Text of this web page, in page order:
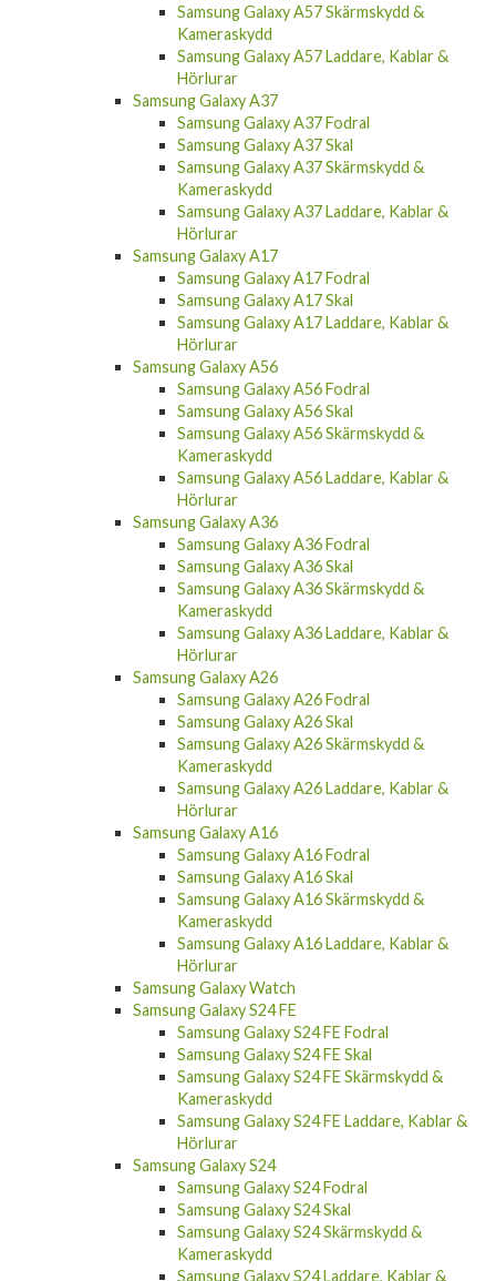
Samsung Galaxy A57 Skärmskydd &
Kameraskydd
Samsung Galaxy A57 Laddare, Kablar &
Hörlurar
Samsung Galaxy A37
Samsung Galaxy A37 Fodral
Samsung Galaxy A37 Skal
Samsung Galaxy A37 Skärmskydd &
Kameraskydd
Samsung Galaxy A37 Laddare, Kablar &
Hörlurar
Samsung Galaxy A17
Samsung Galaxy A17 Fodral
Samsung Galaxy A17 Skal
Samsung Galaxy A17 Laddare, Kablar &
Hörlurar
Samsung Galaxy A56
Samsung Galaxy A56 Fodral
Samsung Galaxy A56 Skal
Samsung Galaxy A56 Skärmskydd &
Kameraskydd
Samsung Galaxy A56 Laddare, Kablar &
Hörlurar
Samsung Galaxy A36
Samsung Galaxy A36 Fodral
Samsung Galaxy A36 Skal
Samsung Galaxy A36 Skärmskydd &
Kameraskydd
Samsung Galaxy A36 Laddare, Kablar &
Hörlurar
Samsung Galaxy A26
Samsung Galaxy A26 Fodral
Samsung Galaxy A26 Skal
Samsung Galaxy A26 Skärmskydd &
Kameraskydd
Samsung Galaxy A26 Laddare, Kablar &
Hörlurar
Samsung Galaxy A16
Samsung Galaxy A16 Fodral
Samsung Galaxy A16 Skal
Samsung Galaxy A16 Skärmskydd &
Kameraskydd
Samsung Galaxy A16 Laddare, Kablar &
Hörlurar
Samsung Galaxy Watch
Samsung Galaxy S24 FE
Samsung Galaxy S24 FE Fodral
Samsung Galaxy S24 FE Skal
Samsung Galaxy S24 FE Skärmskydd &
Kameraskydd
Samsung Galaxy S24 FE Laddare, Kablar &
Hörlurar
Samsung Galaxy S24
Samsung Galaxy S24 Fodral
Samsung Galaxy S24 Skal
Samsung Galaxy S24 Skärmskydd &
Kameraskydd
Samsung Galaxy S24 Laddare, Kablar &